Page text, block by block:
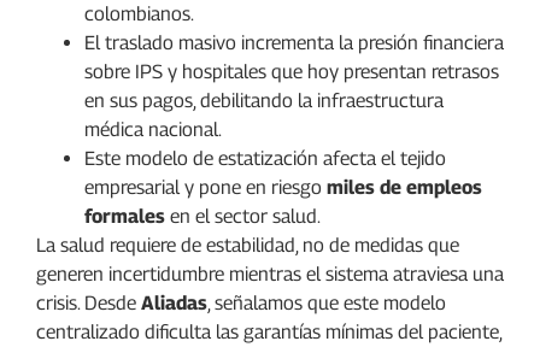
colombianos.
El traslado masivo incrementa la presión financiera
sobre IPS y hospitales que hoy presentan retrasos
en sus pagos, debilitando la infraestructura
médica nacional.
Este modelo de estatización afecta el tejido
empresarial y pone en riesgo miles de empleos
formales en el sector salud.
La salud requiere de estabilidad, no de medidas que
generen incertidumbre mientras el sistema atraviesa una
crisis. Desde Aliadas , señalamos que este modelo
centralizado dificulta las garantías mínimas del paciente,